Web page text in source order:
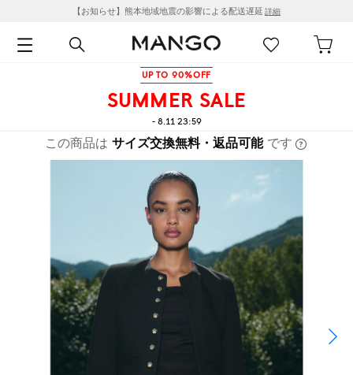
【お知らせ】熊本地域地震の影響による配送遅延 詳細
UP TO 90%OFF
SUMMER SALE
- 8.11 23:59
この商品は サイズ交換無料・返品可能 です